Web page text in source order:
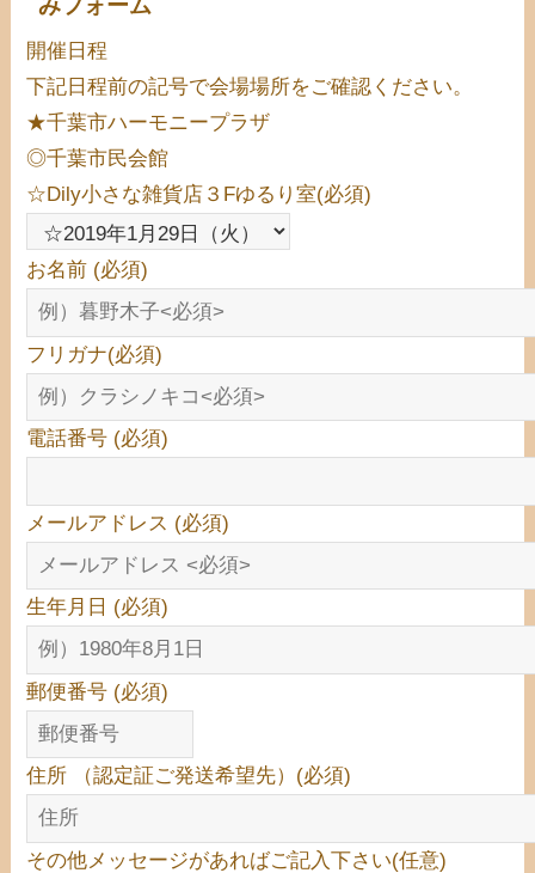
みフォーム
開催日程
下記日程前の記号で会場場所をご確認ください。
★千葉市ハーモニープラザ
◎千葉市民会館
☆Dily小さな雑貨店３Fゆるり室(必須)
お名前 (必須)
フリガナ(必須)
電話番号 (必須)
メールアドレス (必須)
生年月日 (必須)
郵便番号 (必須)
住所 （認定証ご発送希望先） (必須)
その他メッセージがあればご記入下さい(任意)